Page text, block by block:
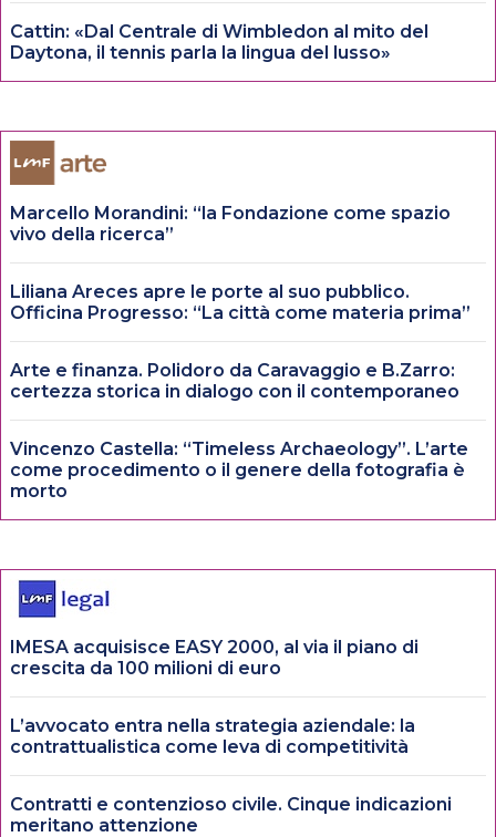
Cattin: «Dal Centrale di Wimbledon al mito del
Daytona, il tennis parla la lingua del lusso»
Marcello Morandini: “la Fondazione come spazio
vivo della ricerca”
Liliana Areces apre le porte al suo pubblico.
Officina Progresso: “La città come materia prima”
Arte e finanza. Polidoro da Caravaggio e B.Zarro:
certezza storica in dialogo con il contemporaneo
Vincenzo Castella: “Timeless Archaeology”. L’arte
come procedimento o il genere della fotografia è
morto
IMESA acquisisce EASY 2000, al via il piano di
crescita da 100 milioni di euro
L’avvocato entra nella strategia aziendale: la
contrattualistica come leva di competitività
Contratti e contenzioso civile. Cinque indicazioni
meritano attenzione